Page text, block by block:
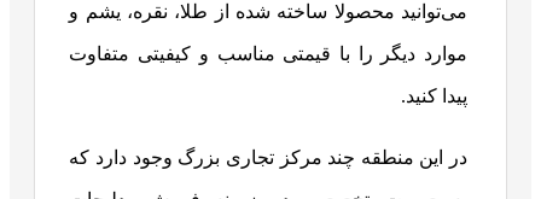
می‌توانید محصولا ساخته شده از طلا، نقره، یشم و
موارد دیگر را با قیمتی مناسب و کیفیتی متفاوت
پیدا کنید.
در این منطقه چند مرکز تجاری بزرگ وجود دارد که